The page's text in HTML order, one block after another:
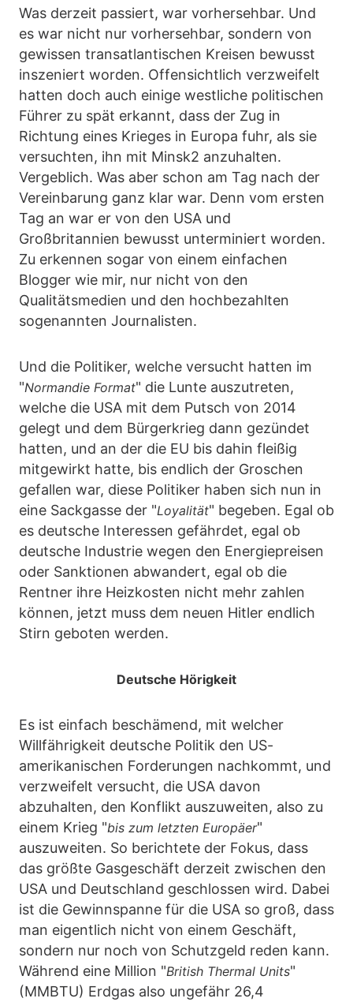
Was derzeit passiert, war vorhersehbar. Und
es war nicht nur vorhersehbar, sondern von
gewissen transatlantischen Kreisen bewusst
inszeniert worden. Offensichtlich verzweifelt
hatten doch auch einige westliche politischen
Führer zu spät erkannt, dass der Zug in
Richtung eines Krieges in Europa fuhr, als sie
versuchten, ihn mit Minsk2 anzuhalten.
Vergeblich. Was aber schon am Tag nach der
Vereinbarung ganz klar war. Denn vom ersten
Tag an war er von den USA und
Großbritannien bewusst unterminiert worden.
Zu erkennen sogar von einem einfachen
Blogger wie mir, nur nicht von den
Qualitätsmedien und den hochbezahlten
sogenannten Journalisten.
Und die Politiker, welche versucht hatten im
"Normandie Format" die Lunte auszutreten,
welche die USA mit dem Putsch von 2014
gelegt und dem Bürgerkrieg dann gezündet
hatten, und an der die EU bis dahin fleißig
mitgewirkt hatte, bis endlich der Groschen
gefallen war, diese Politiker haben sich nun in
eine Sackgasse der "Loyalität" begeben. Egal ob
es deutsche Interessen gefährdet, egal ob
deutsche Industrie wegen den Energiepreisen
oder Sanktionen abwandert, egal ob die
Rentner ihre Heizkosten nicht mehr zahlen
können, jetzt muss dem neuen Hitler endlich
Stirn geboten werden.
Deutsche Hörigkeit
Es ist einfach beschämend, mit welcher
Willfährigkeit deutsche Politik den US-
amerikanischen Forderungen nachkommt, und
verzweifelt versucht, die USA davon
abzuhalten, den Konflikt auszuweiten, also zu
einem Krieg "bis zum letzten Europäer"
auszuweiten. So berichtete der Fokus, dass
das größte Gasgeschäft derzeit zwischen den
USA und Deutschland geschlossen wird. Dabei
ist die Gewinnspanne für die USA so groß, dass
man eigentlich nicht von einem Geschäft,
sondern nur noch von Schutzgeld reden kann.
Während eine Million "British Thermal Units"
(MMBTU) Erdgas also ungefähr 26,4